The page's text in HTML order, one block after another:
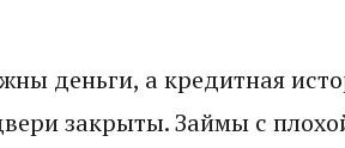
деньги, а кредитная
закрыты. Займы с